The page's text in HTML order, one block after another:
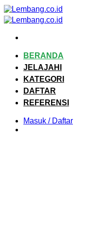
Skip
to
content
BERANDA
JELAJAHI
KATEGORI
DAFTAR
REFERENSI
Masuk / Daftar